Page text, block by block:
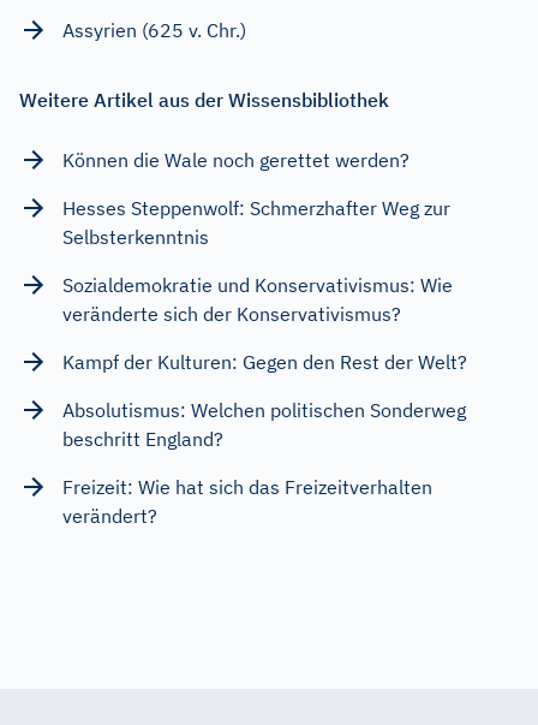
Assyrien (625 v. Chr.)
Weitere Artikel aus der Wissensbibliothek
Können die Wale noch gerettet werden?
Hesses Steppenwolf: Schmerzhafter Weg zur
Selbsterkenntnis
Sozialdemokratie und Konservativismus: Wie
veränderte sich der Konservativismus?
Kampf der Kulturen: Gegen den Rest der Welt?
Absolutismus: Welchen politischen Sonderweg
beschritt England?
Freizeit: Wie hat sich das Freizeitverhalten
verändert?